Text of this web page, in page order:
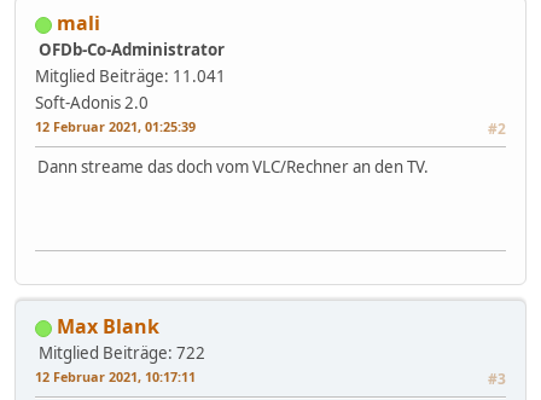
mali
OFDb-Co-Administrator
Mitglied Beiträge: 11.041
Soft-Adonis 2.0
12 Februar 2021, 01:25:39 #2
Dann streame das doch vom VLC/Rechner an den TV.
Max Blank
Mitglied Beiträge: 722
12 Februar 2021, 10:17:11 #3